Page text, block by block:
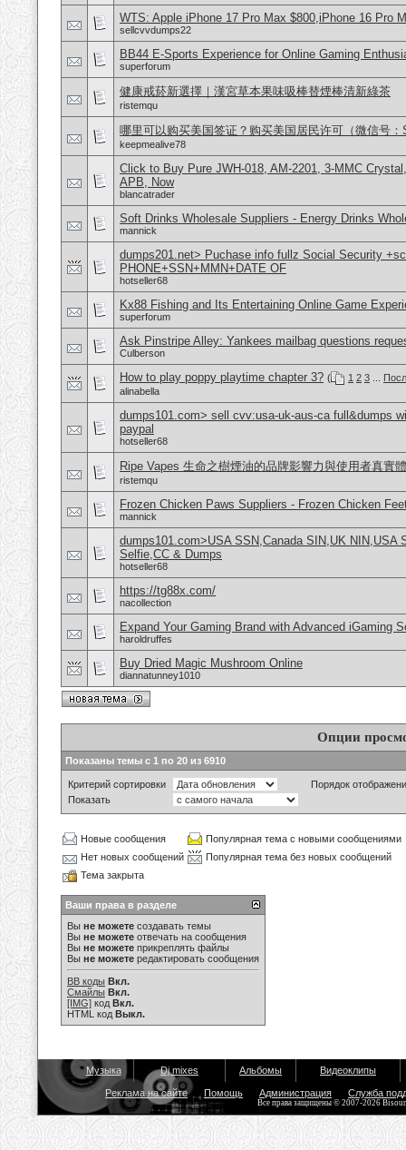
WTS: Apple iPhone 17 Pro Max $800,iPhone 16 Pro
sellcvvdumps22
BB44 E-Sports Experience for Online Gaming
superforum
健康戒菸新選擇｜漢宮草本果味吸棒替煙棒清新綠茶
ristemqu
哪里可以购买美国签证？购买美国居民许可（微信号：
keepmealive78
Click to Buy Pure JWH-018, AM-2201, 3-MMC
APB, Now
blancatrader
Soft Drinks Wholesale Suppliers - Energy Drinks
mannick
dumps201.net> Puchase info fullz Social Security
PHONE+SSN+MMN+DATE OF
hotseller68
Kx88 Fishing and Its Entertaining Online Game
superforum
Ask Pinstripe Alley: Yankees mailbag questions
Culberson
How to play poppy playtime chapter 3? ( 1 2 3
alinabella
dumps101.com> sell cvv:usa-uk-aus-ca full&dumps
paypal
hotseller68
Ripe Vapes 生命之樹煙油的品牌影響力與使用者真實
ristemqu
Frozen Chicken Paws Suppliers - Frozen Chicken
mannick
dumps101.com>USA SSN,Canada SIN,UK NIN,USA
Selfie,CC & Dumps
hotseller68
https://tg88x.com/
nacollection
Expand Your Gaming Brand with Advanced iGaming
haroldruffes
Buy Dried Magic Mushroom Online
diannatunney1010
Опции
Показаны темы с 1 по 20 из 6910
Критерий сортировки
Порядок
Показать
Новые сообщения
Популярная тема с новыми сообщениями
Нет новых сообщений
Популярная тема без новых сообщений
Тема закрыта
Ваши права в разделе
Вы не можете создавать темы
Вы не можете отвечать на сообщения
Вы не можете прикреплять файлы
Вы не можете редактировать сообщения
BB коды Вкл.
Смайлы Вкл.
[IMG] код Вкл.
HTML код Выкл.
Музыка Dj mixes Альбомы Видеоклипы
Реклама на сайте Помощь Администрация Служба
Все права защищены © 2007-2026